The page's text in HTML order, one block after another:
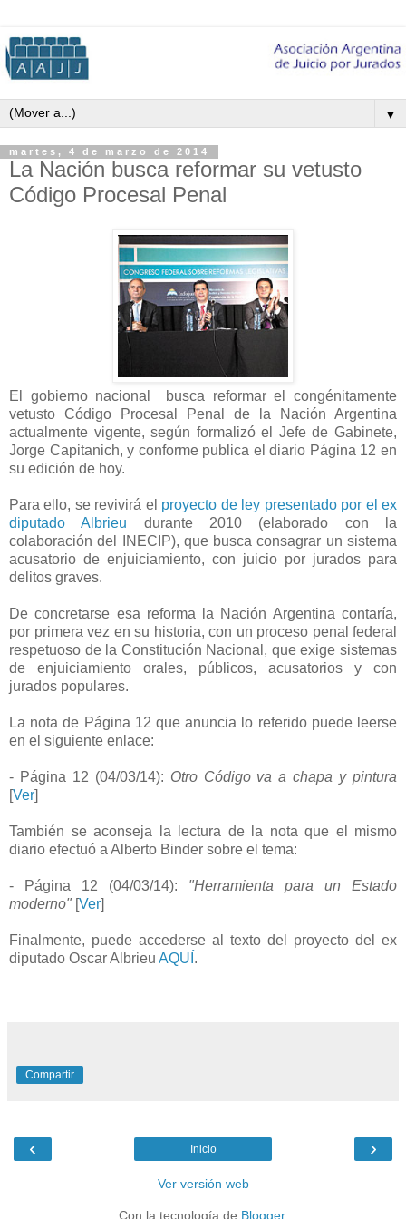
▼
martes, 4 de marzo de 2014
La Nación busca reformar su vetusto
Código Procesal Penal
El gobierno nacional busca reformar el congénitamente
vetusto Código Procesal Penal de la Nación Argentina
actualmente vigente, según formalizó el Jefe de Gabinete,
Jorge Capitanich, y conforme publica el diario Página 12 en
su edición de hoy.
Para ello, se revivirá el proyecto de ley presentado por el ex
diputado Albrieu durante 2010 (elaborado con la
colaboración del INECIP), que busca consagrar un sistema
acusatorio de enjuiciamiento, con juicio por jurados para
delitos graves.
De concretarse esa reforma la Nación Argentina contaría,
por primera vez en su historia, con un proceso penal federal
respetuoso de la Constitución Nacional, que exige sistemas
de enjuiciamiento orales, públicos, acusatorios y con
jurados populares.
La nota de Página 12 que anuncia lo referido puede leerse
en el siguiente enlace:
- Página 12 (04/03/14): Otro Código va a chapa y pintura
[Ver]
También se aconseja la lectura de la nota que el mismo
diario efectuó a Alberto Binder sobre el tema:
- Página 12 (04/03/14): "Herramienta para un Estado
moderno" [Ver]
Finalmente, puede accederse al texto del proyecto del ex
diputado Oscar Albrieu AQUÍ .
Compartir
‹ ›
Inicio
Ver versión web
Con la tecnología de Blogger.